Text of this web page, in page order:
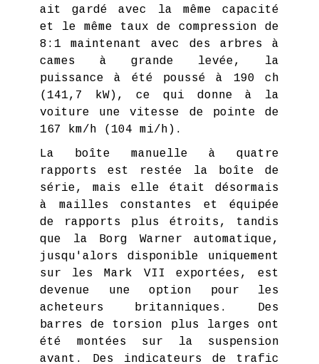
ait gardé avec la même capacité
et le même taux de compression de
8:1 maintenant avec des arbres à
cames à grande levée, la
puissance à été poussé à 190 ch
(141,7 kW), ce qui donne à la
voiture une vitesse de pointe de
167 km/h (104 mi/h).
La boîte manuelle à quatre
rapports est restée la boîte de
série, mais elle était désormais
à mailles constantes et équipée
de rapports plus étroits, tandis
que la Borg Warner automatique,
jusqu'alors disponible uniquement
sur les Mark VII exportées, est
devenue une option pour les
acheteurs britanniques. Des
barres de torsion plus larges ont
été montées sur la suspension
avant. Des indicateurs de trafic